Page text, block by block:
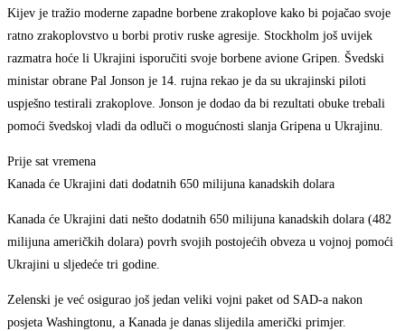
Kijev je tražio moderne zapadne borbene zrakoplove kako bi pojačao svoje
ratno zrakoplovstvo u borbi protiv ruske agresije. Stockholm još uvijek
razmatra hoće li Ukrajini isporučiti svoje borbene avione Gripen. Švedski
ministar obrane Pal Jonson je 14. rujna rekao je da su ukrajinski piloti
uspješno testirali zrakoplove. Jonson je dodao da bi rezultati obuke trebali
pomoći švedskoj vladi da odluči o mogućnosti slanja Gripena u Ukrajinu.
Prije sat vremena
Kanada će Ukrajini dati dodatnih 650 milijuna kanadskih dolara
Kanada će Ukrajini dati nešto dodatnih 650 milijuna kanadskih dolara (482
milijuna američkih dolara) povrh svojih postojećih obveza u vojnoj pomoći
Ukrajini u sljedeće tri godine.
Zelenski je već osigurao još jedan veliki vojni paket od SAD-a nakon
posjeta Washingtonu, a Kanada je danas slijedila američki primjer.